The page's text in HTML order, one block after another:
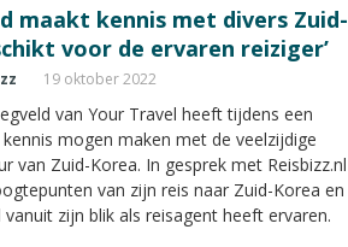
maakt kennis met divers Zuid-
voor de ervaren reiziger’
19 oktober 2022
van Your Travel heeft tijdens een
mogen maken met de veelzijdige
van Zuid-Korea. In gesprek met Reisbizz.nl
van zijn reis naar Zuid-Korea en
zijn blik als reisagent heeft ervaren.